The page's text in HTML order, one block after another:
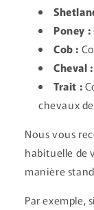
Poney :
Cob :
Cheval
Trait :
chevaux
Nous vous
habituelle de
manière
Par exemple,